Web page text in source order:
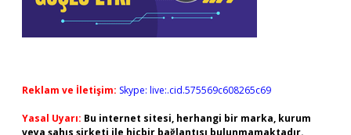
Reklam ve İletişim: Skype: live:.cid.575569c608265c69
Yasal Uyarı: Bu internet sitesi, herhangi bir marka, kurum
veya şahıs şirketi ile hiçbir bağlantısı bulunmamaktadır.